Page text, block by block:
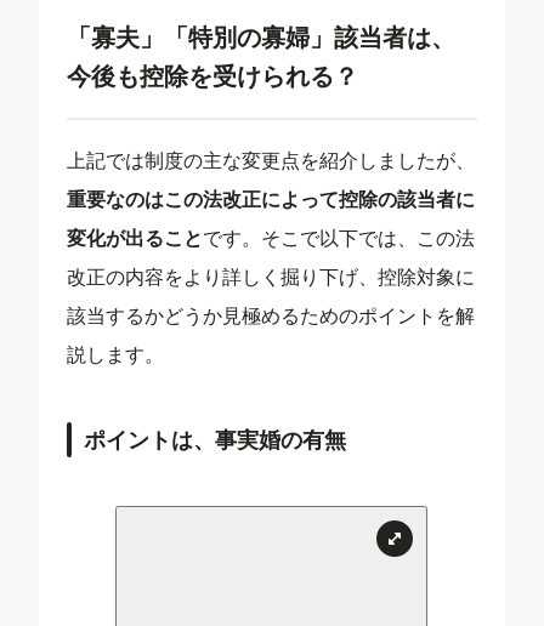
「寡夫」「特別の寡婦」該当者は、
今後も控除を受けられる？
上記では制度の主な変更点を紹介しましたが、
重要なのはこの法改正によって控除の該当者に
変化が出ることです。そこで以下では、この法
改正の内容をより詳しく掘り下げ、控除対象に
該当するかどうか見極めるためのポイントを解
説します。
ポイントは、事実婚の有無